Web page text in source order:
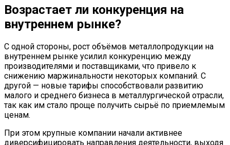
Возрастает ли конкуренция на
внутреннем рынке?
С одной стороны, рост объёмов металлопродукции на
внутреннем рынке усилил конкуренцию между
производителями и поставщиками, что привело к
снижению маржинальности некоторых компаний. С
другой — новые тарифы способствовали развитию
малого и среднего бизнеса в металлургической отрасли,
так как им стало проще получить сырьё по приемлемым
ценам.
При этом крупные компании начали активнее
диверсифицировать направления деятельности, выходя